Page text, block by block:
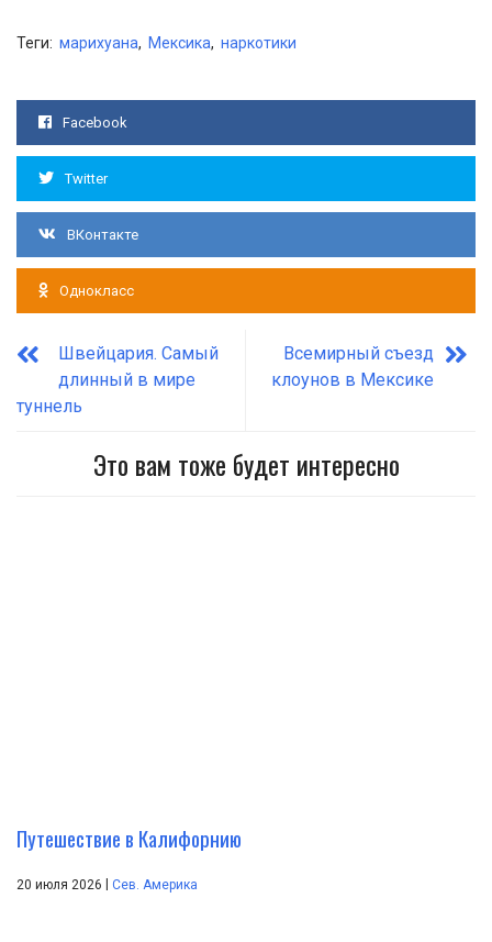
Теги: марихуана, Мексика, наркотики
Facebook
Twitter
ВКонтакте
Однокласс
Швейцария. Самый
длинный в мире
туннель
Всемирный съезд
клоунов в Мексике
Это вам тоже будет интересно
Путешествие в Калифорнию
20 июля 2026 Сев. Америка